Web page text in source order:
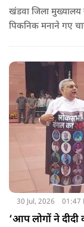
खंडवा जिला मुख्यालय
पिकनिक मनाने गए
30 Jul, 2026 01:47
‘आप लोगों ने दीदी